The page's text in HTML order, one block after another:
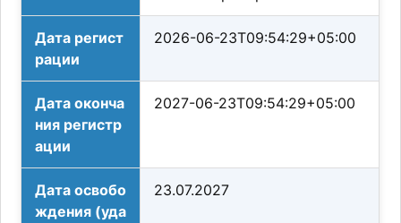
Дата регист
рации
2026-06-23T09:54:29+05:00
Дата оконча
ния регистр
ации
2027-06-23T09:54:29+05:00
Дата освобо
ждения (уда
23.07.2027